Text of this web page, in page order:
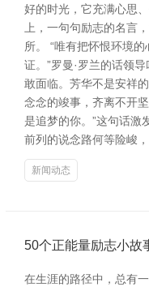
好的时光，它充满心思
上，一句句励志的名言
所。 “唯有把怀恨环境
证。”罗曼·罗兰的话领
敢面临。芳华不是安祥
念念的竣事，齐离不开
是追梦的你。”这句话激
前列的说念路何等险峻
新闻动态
50个正能量励志小故
在生涯的路径中，总有